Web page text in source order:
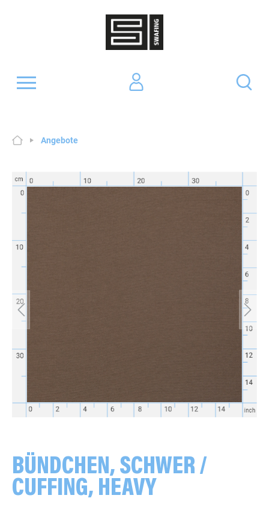
Angebote
BÜNDCHEN, SCHWER /
CUFFING, HEAVY